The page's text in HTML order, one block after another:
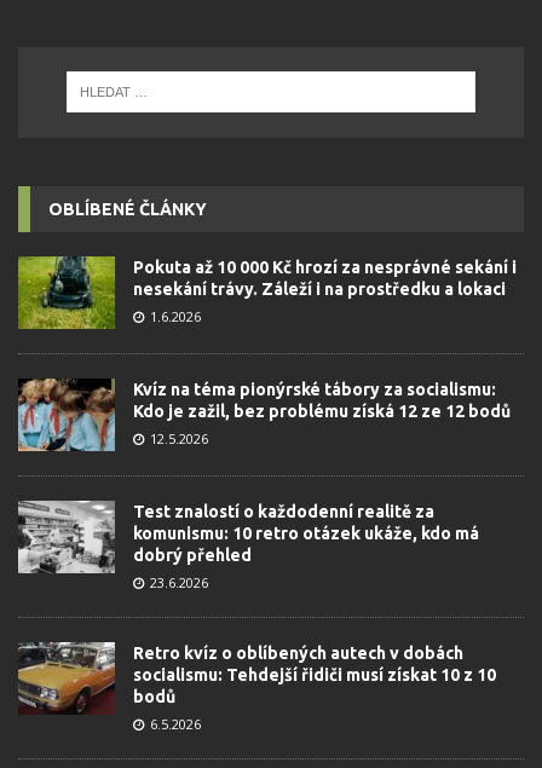
OBLÍBENÉ ČLÁNKY
Pokuta až 10 000 Kč hrozí za nesprávné sekání i
nesekání trávy. Záleží i na prostředku a lokaci
1.6.2026
Kvíz na téma pionýrské tábory za socialismu:
Kdo je zažil, bez problému získá 12 ze 12 bodů
12.5.2026
Test znalostí o každodenní realitě za
komunismu: 10 retro otázek ukáže, kdo má
dobrý přehled
23.6.2026
Retro kvíz o oblíbených autech v dobách
socialismu: Tehdejší řidiči musí získat 10 z 10
bodů
6.5.2026